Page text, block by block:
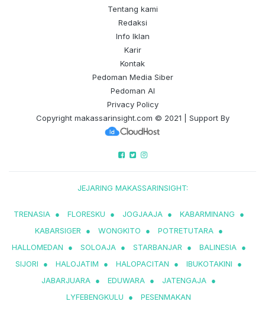
Tentang kami
Redaksi
Info Iklan
Karir
Kontak
Pedoman Media Siber
Pedoman AI
Privacy Policy
Copyright makassarinsight.com © 2021 | Support By
JEJARING MAKASSARINSIGHT:
TRENASIA ● FLORESKU ● JOGJAAJA ● KABARMINANG
●
KABARSIGER ● WONGKITO ● POTRETUTARA ●
HALLOMEDAN
● SOLOAJA ● STARBANJAR ● BALINESIA ●
SIJORI
● HALOJATIM ● HALOPACITAN ● IBUKOTAKINI
●
JABARJUARA ● EDUWARA ● JATENGAJA ●
LYFEBENGKULU
● PESENMAKAN